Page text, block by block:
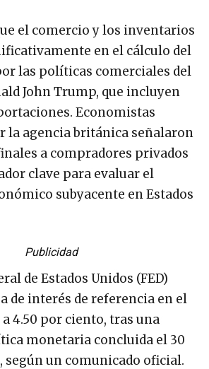
el comercio y los inventarios
en el cálculo del
las políticas comerciales del
John Trump, que incluyen
Economistas
la agencia británica señalaron
a compradores privados
clave para evaluar el
subyacente en Estados
Publicidad
de Estados Unidos (FED)
de interés de referencia en el
4.50 por ciento, tras una
monetaria concluida el 30
según un comunicado oficial.